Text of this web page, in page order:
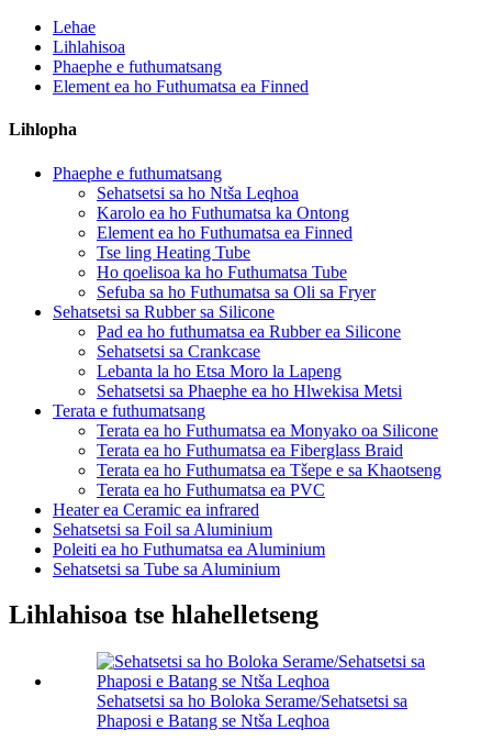
Lehae
Lihlahisoa
Phaephe e futhumatsang
Element ea ho Futhumatsa ea Finned
Lihlopha
Phaephe e futhumatsang
Sehatsetsi sa ho Ntša Leqhoa
Karolo ea ho Futhumatsa ka Ontong
Element ea ho Futhumatsa ea Finned
Tse ling Heating Tube
Ho qoelisoa ka ho Futhumatsa Tube
Sefuba sa ho Futhumatsa sa Oli sa Fryer
Sehatsetsi sa Rubber sa Silicone
Pad ea ho futhumatsa ea Rubber ea Silicone
Sehatsetsi sa Crankcase
Lebanta la ho Etsa Moro la Lapeng
Sehatsetsi sa Phaephe ea ho Hlwekisa Metsi
Terata e futhumatsang
Terata ea ho Futhumatsa ea Monyako oa Silicone
Terata ea ho Futhumatsa ea Fiberglass Braid
Terata ea ho Futhumatsa ea Tšepe e sa Khaotseng
Terata ea ho Futhumatsa ea PVC
Heater ea Ceramic ea infrared
Sehatsetsi sa Foil sa Aluminium
Poleiti ea ho Futhumatsa ea Aluminium
Sehatsetsi sa Tube sa Aluminium
Lihlahisoa tse hlahelletseng
Sehatsetsi sa ho Boloka Serame/Sehatsetsi sa
Phaposi e Batang se Ntša Leqhoa